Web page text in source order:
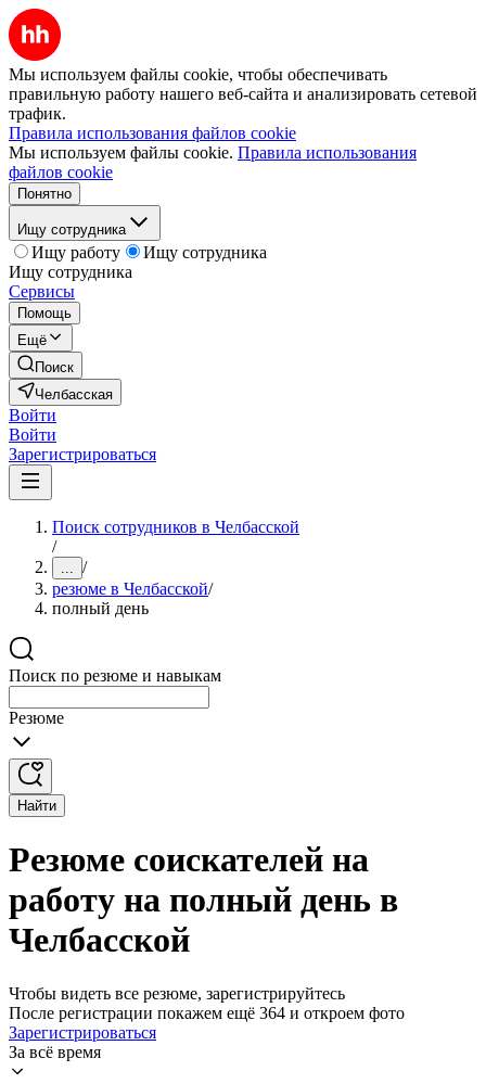
Мы используем файлы cookie, чтобы обеспечивать
правильную работу нашего веб-сайта и анализировать сетевой
трафик.
Правила использования файлов cookie
Мы используем файлы cookie. Правила использования
файлов cookie
Понятно
Ищу сотрудника
Ищу работу
Ищу сотрудника
Ищу сотрудника
Сервисы
Помощь
Ещё
Поиск
Челбасская
Войти
Войти
Зарегистрироваться
Поиск сотрудников в Челбасской
/
... /
резюме в Челбасской/
полный день
Поиск по резюме и навыкам
Резюме
Найти
Резюме соискателей на
работу на полный день в
Челбасской
Чтобы видеть все резюме, зарегистрируйтесь
После регистрации покажем ещё 364 и откроем фото
Зарегистрироваться
За всё время